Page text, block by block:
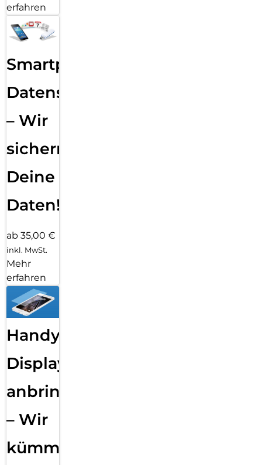
erfahren
Smartphone
Datensicherung
– Wir
sichern
Deine
Daten!
ab 35,00 €
inkl. MwSt.
Mehr
erfahren
Handy
Displayfolie
anbringen
– Wir
kümmern